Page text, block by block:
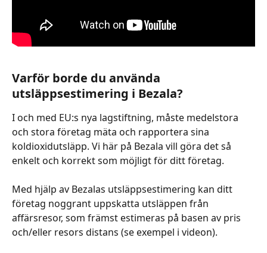
Varför borde du använda
utsläppsestimering i Bezala?
I och med EU:s nya lagstiftning, måste medelstora
och stora företag mäta och rapportera sina
koldioxidutsläpp. Vi här på Bezala vill göra det så
enkelt och korrekt som möjligt för ditt företag.
Med hjälp av Bezalas utsläppsestimering kan ditt
företag noggrant uppskatta utsläppen från
affärsresor, som främst estimeras på basen av pris
och/eller resors distans (se exempel i videon).